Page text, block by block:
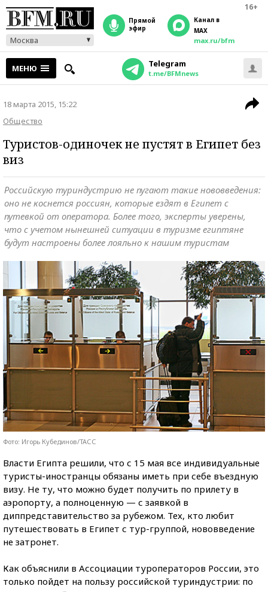
16+
Москва
прямой
эфир
Канал в
MAX
max.ru/bfm
МЕНЮ Telegram
t.me/BFMnews
18 марта 2015, 15:22
Общество
Туристов-одиночек не пустят в Египет без
виз
Российскую туриндустрию не пугают такие нововведения:
оно не коснется россиян, которые ездят в Египет с
путевкой от оператора. Более того, эксперты уверены,
что с учетом нынешней ситуации в туризме египтяне
будут настроены более лояльно к нашим туристам
Фото: Игорь Кубединов/ТАСС
Власти Египта решили, что с 15 мая все индивидуальные
туристы-иностранцы обязаны иметь при себе въездную
визу. Не ту, что можно будет получить по прилету в
аэропорту, а полноценную — с заявкой в
диппредставительство за рубежом. Тех, кто любит
путешествовать в Египет с тур-группой, нововведение
не затронет.
Как объяснили в Ассоциации туроператоров России, это
только пойдет на пользу российской туриндустрии: по